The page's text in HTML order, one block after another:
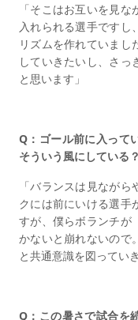
「そこはお互いを見
入れられる選手ですし
リズムを作れていまし
していきたいし、さっ
と思います」
Q：ゴール前に入って
そういう風にしている？
「バランスは見なが
クには前にいける選手
すが、僕らボランチが
かないと崩れないので
と共通意識を図ってい
Q：この暑さで試合を